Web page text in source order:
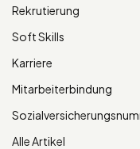
Rekrutierung
Soft Skills
Karriere
Mitarbeiterbindung
Alle Artikel